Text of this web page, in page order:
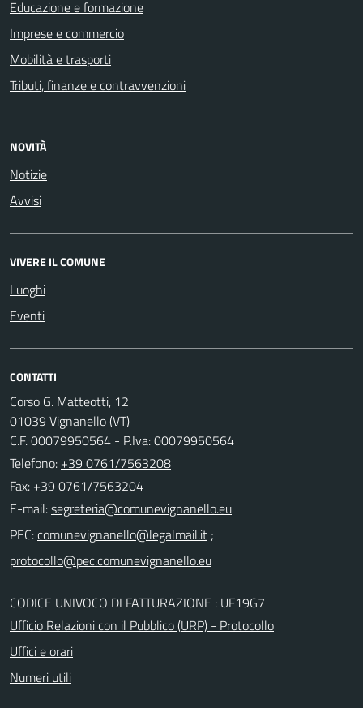
Educazione e formazione
Imprese e commercio
Mobilità e trasporti
Tributi, finanze e contravvenzioni
NOVITÀ
Notizie
Avvisi
VIVERE IL COMUNE
Luoghi
Eventi
CONTATTI
Corso G. Matteotti, 12
01039 Vignanello (VT)
C.F. 00079950564 - P.Iva: 00079950564
Telefono: +39 0761/7563208
Fax: +39 0761/7563204
E-mail:
PEC:
;
CODICE UNIVOCO DI FATTURAZIONE : UF19G7
Ufficio Relazioni con il Pubblico (URP) - Protocollo
Uffici e orari
Numeri utili